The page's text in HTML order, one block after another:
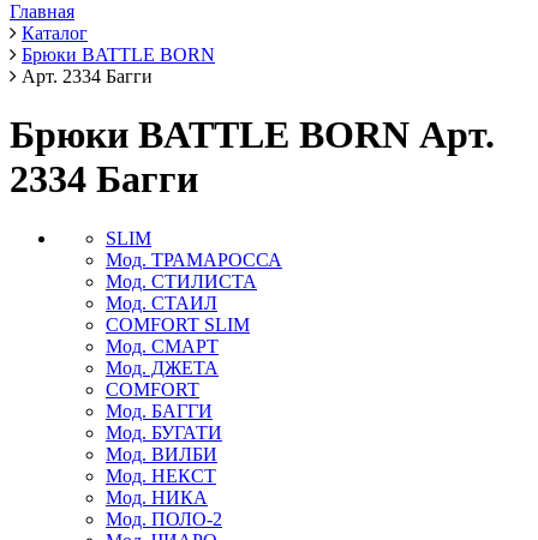
Главная
Каталог
Брюки BATTLE BORN
Арт. 2334 Багги
Брюки BATTLE BORN Арт.
2334 Багги
SLIM
Мод. ТРАМАРОССА
Мод. СТИЛИСТА
Мод. СТАИЛ
COMFORT SLIM
Мод. СМАРТ
Мод. ДЖЕТА
COMFORT
Мод. БАГГИ
Мод. БУГАТИ
Мод. ВИЛБИ
Мод. НЕКСТ
Мод. НИКА
Мод. ПОЛО-2